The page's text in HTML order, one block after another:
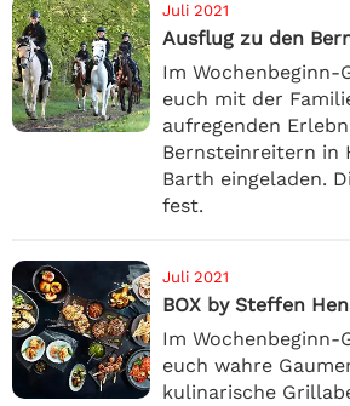
Juli 2021
Ausflug zu den
Im Wochenbeginn-
euch mit der
aufregenden
Bernsteinreitern in
Barth eingeladen.
fest.
Juli 2021
BOX by Steffen
Im Wochenbeginn-
euch wahre
kulinarische